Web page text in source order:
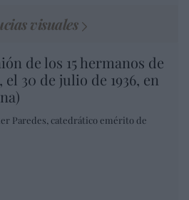
visuales
de los 15 hermanos de
el 30 de julio de 1936, en
Paredes, catedrático emérito de